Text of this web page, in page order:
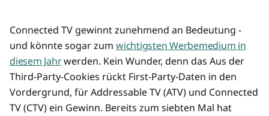
Connected TV gewinnt zunehmend an Bedeutung -
und könnte sogar zum wichtigsten Werbemedium in
diesem Jahrwerden. Kein Wunder, denn das Aus der
Third-Party-Cookies rückt First-Party-Daten in den
Vordergrund, für Addressable TV (ATV) und Connected
TV (CTV) ein Gewinn. Bereits zum siebten Mal hat